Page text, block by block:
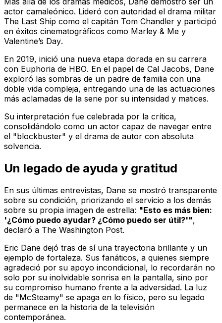
actor camaleónico. Lideró con autoridad el drama militar
The Last Ship como el capitán Tom Chandler y participó
en éxitos cinematográficos como Marley & Me y
Valentine’s Day.
En 2019, inició una nueva etapa dorada en su carrera
con Euphoria de HBO. En el papel de Cal Jacobs, Dane
exploró las sombras de un padre de familia con una
doble vida compleja, entregando una de las actuaciones
más aclamadas de la serie por su intensidad y matices.
Su interpretación fue celebrada por la crítica,
consolidándolo como un actor capaz de navegar entre
el "blockbuster" y el drama de autor con absoluta
solvencia.
Un legado de ayuda y gratitud
En sus últimas entrevistas, Dane se mostró transparente
sobre su condición, priorizando el servicio a los demás
sobre su propia imagen de estrella: "Esto es más bien:
'¿Cómo puedo ayudar? ¿Cómo puedo ser útil?'",
declaró a The Washington Post.
Eric Dane dejó tras de sí una trayectoria brillante y un
ejemplo de fortaleza. Sus fanáticos, a quienes siempre
agradeció por su apoyo incondicional, lo recordarán no
solo por su inolvidable sonrisa en la pantalla, sino por
su compromiso humano frente a la adversidad. La luz
de "McSteamy" se apaga en lo físico, pero su legado
permanece en la historia de la televisión
contemporánea.